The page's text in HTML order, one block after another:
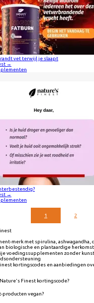
vet terwijl je slaapt
→
→
1 2
merk met spirulina, ashwagandha,
biologische en plantaardige herkomst
voedingssupplementen zonder
kortingscodes en aanbiedingen
Finest kortingscode?
vegan?